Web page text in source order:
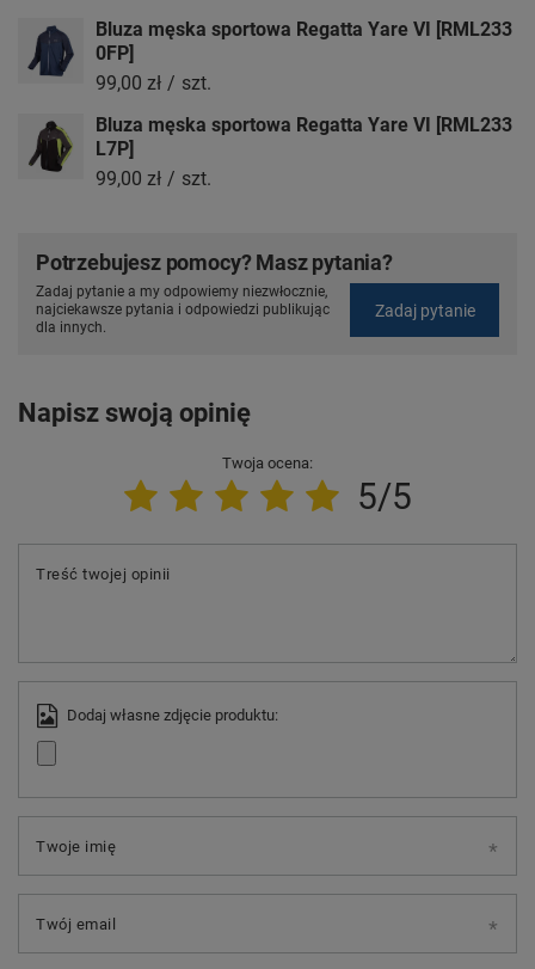
Bluza męska sportowa Regatta Yare VI [RML233
0FP]
99,00 zł / szt.
Bluza męska sportowa Regatta Yare VI [RML233
L7P]
99,00 zł / szt.
Potrzebujesz pomocy? Masz pytania?
Zadaj pytanie a my odpowiemy niezwłocznie,
najciekawsze pytania i odpowiedzi publikując
dla innych.
Zadaj pytanie
Napisz swoją opinię
Twoja ocena:
5/5
Treść twojej opinii
Dodaj własne zdjęcie produktu:
Twoje imię
Twój email